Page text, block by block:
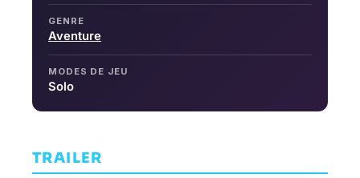
GENRE
Aventure
MODES DE JEU
Solo
TRAILER